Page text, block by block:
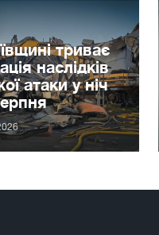
триває
наслідків
атаки у ніч